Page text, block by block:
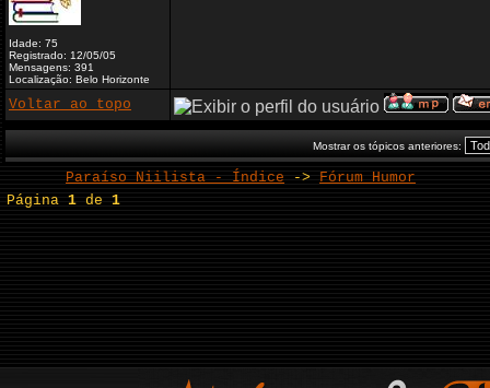
Idade: 75
Registrado: 12/05/05
Mensagens: 391
Localização: Belo Horizonte
Voltar ao topo
Mostrar os tópicos anteriores:
Paraíso Niilista - Índice -> Fórum Humor
Página1 de1